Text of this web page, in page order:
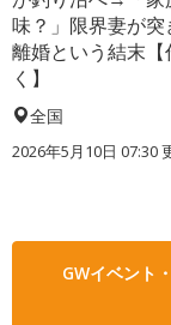
味？」限界妻が突
離婚という結末【
く】
全国
2026年5月10日 07:30
GWイベント